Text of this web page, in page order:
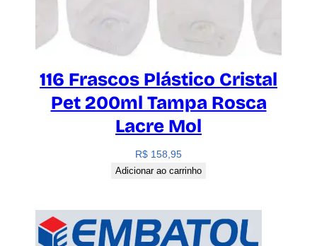
116 Frascos Plástico Cristal
Pet 200ml Tampa Rosca
Lacre Mol
R$ 158,95
Adicionar ao carrinho